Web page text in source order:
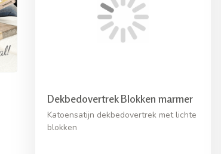
Dekbedovertrek Blokken marmer
Katoensatijn dekbedovertrek met lichte
blokken